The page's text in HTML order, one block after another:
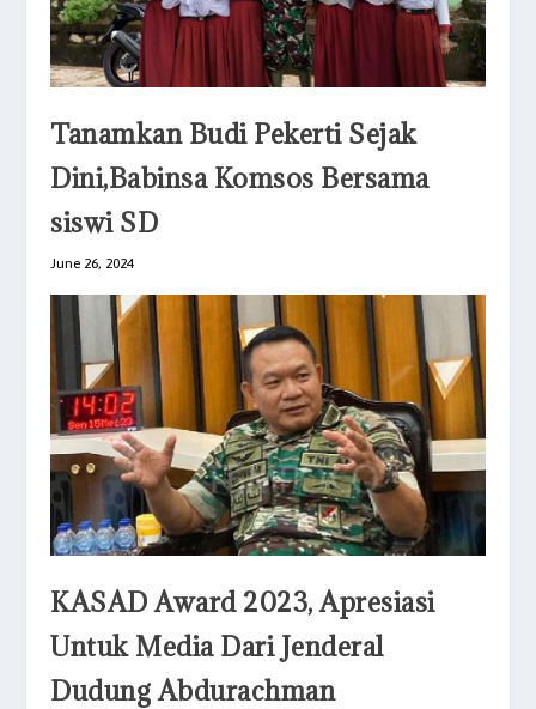
Tanamkan Budi Pekerti Sejak
Dini,Babinsa Komsos Bersama
siswi SD
June 26, 2024
KASAD Award 2023, Apresiasi
Untuk Media Dari Jenderal
Dudung Abdurachman